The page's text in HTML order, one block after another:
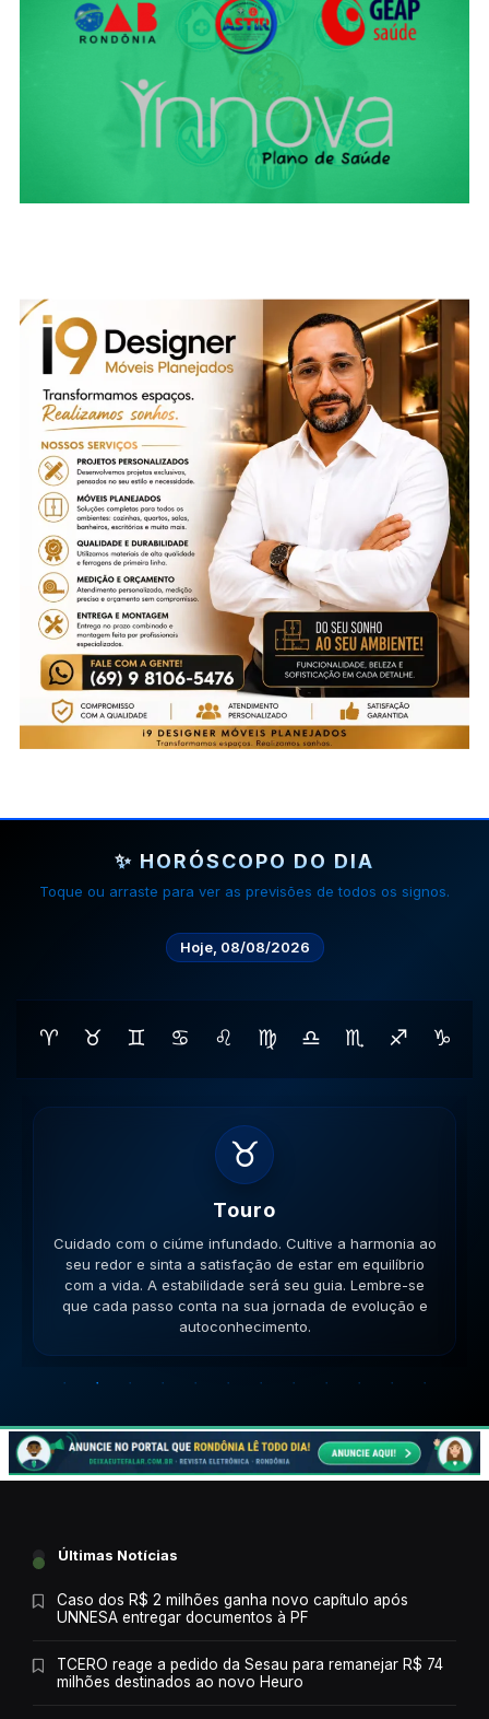
✨ HORÓSCOPO DO DIA
Toque ou arraste para ver as previsões de todos os signos.
Hoje, 08/08/2026
♈ ♉ ♊ ♋ ♌ ♍ ♎ ♏ ♐ ♑
♊
Gemeos
Cuidado com a inconsistência nas relações. Mantenha
a mente aberta para novos aprendizados e trocas de
ideias enriquecedoras. Sua comunicação será a chave.
Lembre-se que cada passo conta na sua jornada de
evolução e autoconhecimento.
Últimas Notícias
Caso dos R$ 2 milhões ganha novo capítulo após
UNNESA entregar documentos à PF
TCERO reage a pedido da Sesau para remanejar R$ 74
milhões destinados ao novo Heuro